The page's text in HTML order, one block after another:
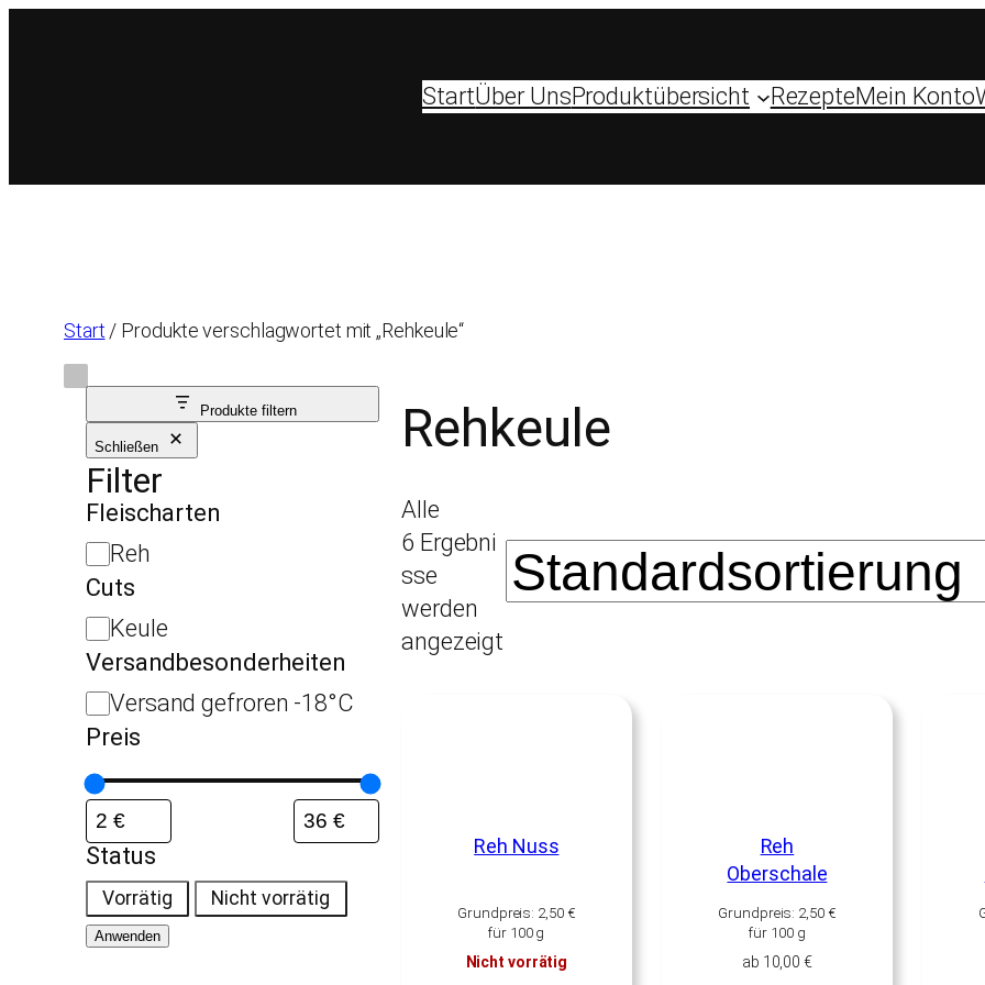
StartÜber UnsProduktübersicht RezepteMein Konto
Start / Produkte verschlagwortet mit „Rehkeule“
Produkte filtern
Schließen
Filter
Fleischarten
F
l
e
i
s
c
h
a
t
e
n
Reh
Cuts
C
u
t
s
Keule
Versandbesonderheiten
V
e
r
s
a
n
b
Versand gefroren -18°C
Preis
Status
t
Vorrätig Nicht vorrätig
Anwenden
Rehkeule
Alle
6 Ergebni
sse
werden
angezeigt
Reh Nuss
Grundpreis: 2,50 €
für 100 g
Nicht vorrätig
Reh
Oberschale
Grundpreis: 2,50 €
für 100 g
ab 10,00€